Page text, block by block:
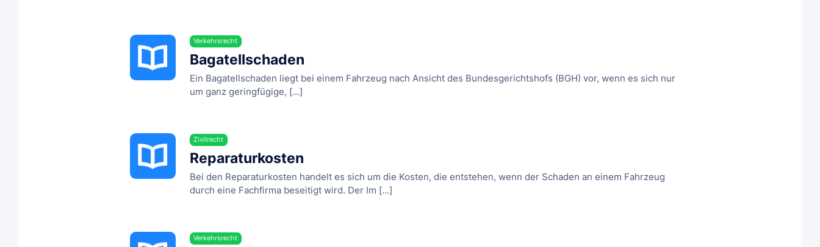
Verkehrsrecht
Bagatellschaden
Ein Bagatellschaden liegt bei einem Fahrzeug nach Ansicht des Bundesgerichtshofs (BGH) vor, wenn es sich nur
um ganz geringfügige, [...]
Zivilrecht
Reparaturkosten
Bei den Reparaturkosten handelt es sich um die Kosten, die entstehen, wenn der Schaden an einem Fahrzeug
durch eine Fachfirma beseitigt wird. Der Im [...]
Verkehrsrecht